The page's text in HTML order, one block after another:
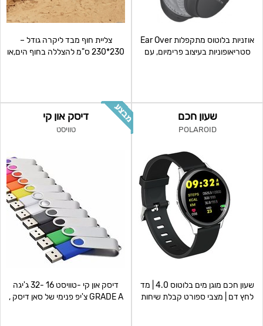
אוזניות בלוטוס מתקפלות Ear Over
סטריאופוניות בעיצוב פרימיום, עם
צליית חוף מבד ליקרה גודל –
230*230 ס"מ להצללה בחוף הים,או
שעון חכם
POLAROID
שעון חכם מוגן מים בלוטוס 4.0 | מד
לחץ דם | מצבי ספורט קבלת שיחות
דיסק און קי
טוויסט
דיסק און קי -טוויסט 16 -32 ג'יגה
GRADE A צ'יפ פנימי של סאן דיסק ,